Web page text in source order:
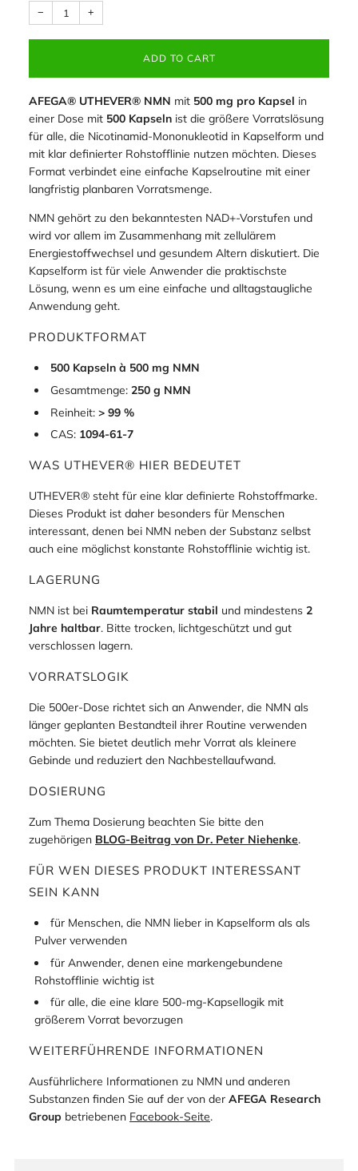
− +
ADD TO CART
AFEGA® UTHEVER® NMN mit 500 mg pro Kapsel in
einer Dose mit 500 Kapseln ist die größere Vorratslösung
für alle, die Nicotinamid-Mononukleotid in Kapselform und
mit klar definierter Rohstofflinie nutzen möchten. Dieses
Format verbindet eine einfache Kapselroutine mit einer
langfristig planbaren Vorratsmenge.
NMN gehört zu den bekanntesten NAD+-Vorstufen und
wird vor allem im Zusammenhang mit zellulärem
Energiestoffwechsel und gesundem Altern diskutiert. Die
Kapselform ist für viele Anwender die praktischste
Lösung, wenn es um eine einfache und alltagstaugliche
Anwendung geht.
PRODUKTFORMAT
500 Kapseln à 500 mg NMN
Gesamtmenge: 250 g NMN
Reinheit: > 99 %
CAS: 1094-61-7
WAS UTHEVER® HIER BEDEUTET
UTHEVER® steht für eine klar definierte Rohstoffmarke.
Dieses Produkt ist daher besonders für Menschen
interessant, denen bei NMN neben der Substanz selbst
auch eine möglichst konstante Rohstofflinie wichtig ist.
LAGERUNG
NMN ist bei Raumtemperatur stabil und mindestens 2
Jahre haltbar. Bitte trocken, lichtgeschützt und gut
verschlossen lagern.
VORRATSLOGIK
Die 500er-Dose richtet sich an Anwender, die NMN als
länger geplanten Bestandteil ihrer Routine verwenden
möchten. Sie bietet deutlich mehr Vorrat als kleinere
Gebinde und reduziert den Nachbestellaufwand.
DOSIERUNG
Zum Thema Dosierung beachten Sie bitte den
zugehörigen BLOG-Beitrag von Dr. Peter Niehenke.
FÜR WEN DIESES PRODUKT INTERESSANT
SEIN KANN
für Menschen, die NMN lieber in Kapselform als als
Pulver verwenden
für Anwender, denen eine markengebundene
Rohstofflinie wichtig ist
für alle, die eine klare 500-mg-Kapsellogik mit
größerem Vorrat bevorzugen
WEITERFÜHRENDE INFORMATIONEN
Ausführlichere Informationen zu NMN und anderen
Substanzen finden Sie auf der von der AFEGA Research
Group betriebenen Facebook-Seite.